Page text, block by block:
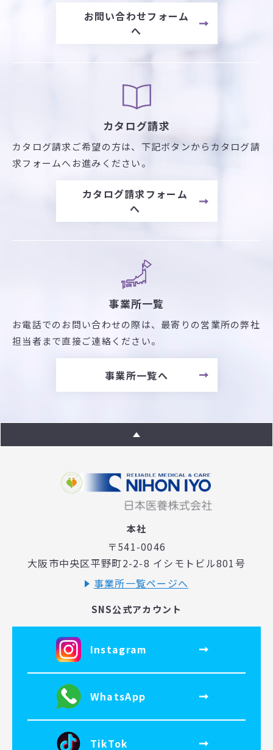
お問い合わせフォーム
へ
カタログ請求
カタログ請求ご希望の方は、 下記ボタンからカタログ請
求フォームへお進みください。
カタログ請求フォーム
へ
事業所一覧
お電話でのお問い合わせの際は、最寄りの営業所の弊社
担当者まで直接ご連絡ください。
事業所一覧へ
本社
〒541-0046
大阪市中央区平野町2-2-8 イシモトビル801号
事業所一覧ページへ
SNS公式アカウント
Instagram
WhatsApp
TikTok